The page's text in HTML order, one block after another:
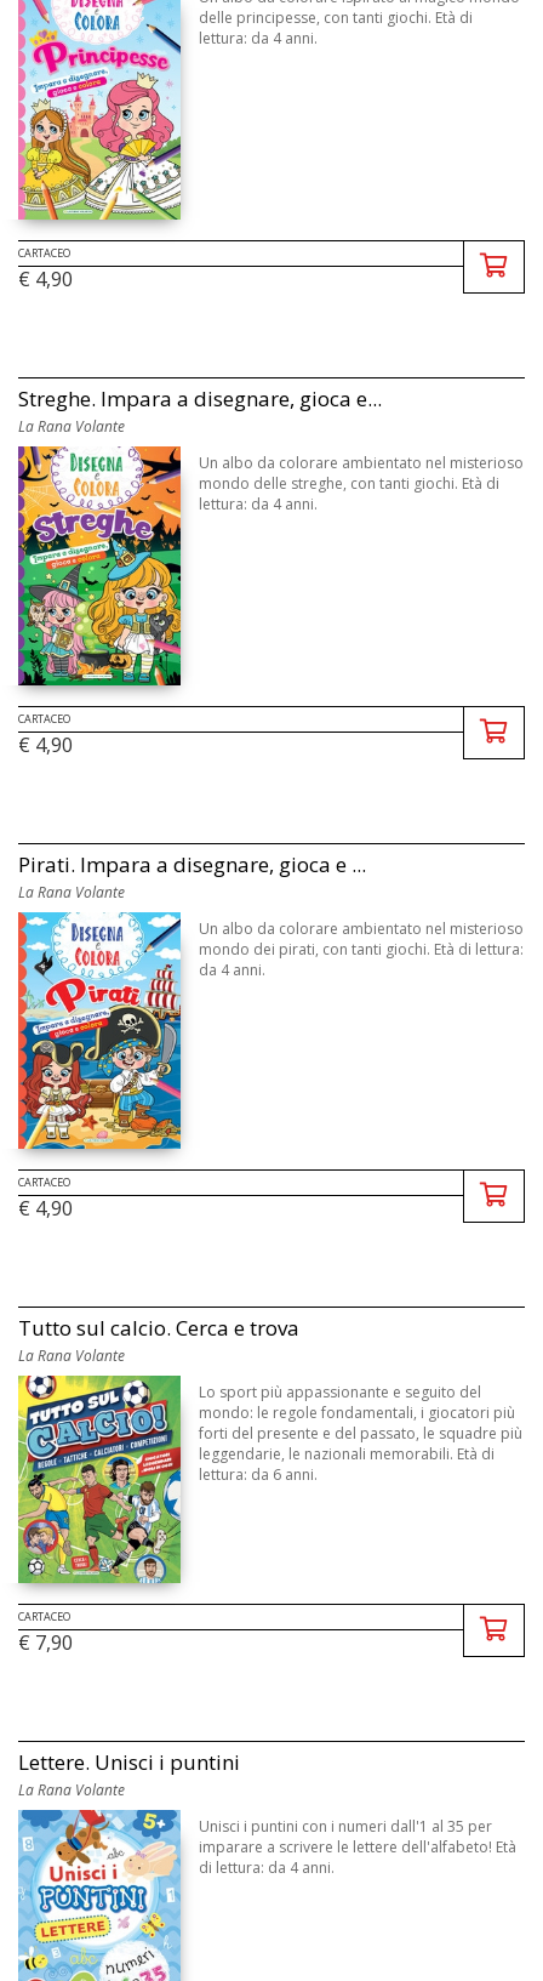
delle principesse, con tanti giochi. Età di
lettura: da 4 anni.
CARTACEO
€ 4,90
Streghe. Impara a disegnare, gioca e...
La Rana Volante
Un albo da colorare ambientato nel misterioso
mondo delle streghe, con tanti giochi. Età di
lettura: da 4 anni.
CARTACEO
€ 4,90
Pirati. Impara a disegnare, gioca e ...
La Rana Volante
Un albo da colorare ambientato nel misterioso
mondo dei pirati, con tanti giochi. Età di lettura:
da 4 anni.
CARTACEO
€ 4,90
Tutto sul calcio. Cerca e trova
La Rana Volante
Lo sport più appassionante e seguito del
mondo: le regole fondamentali, i giocatori più
forti del presente e del passato, le squadre più
leggendarie, le nazionali memorabili. Età di
lettura: da 6 anni.
CARTACEO
€ 7,90
Lettere. Unisci i puntini
La Rana Volante
Unisci i puntini con i numeri dall'1 al 35 per
imparare a scrivere le lettere dell'alfabeto! Età
di lettura: da 4 anni.